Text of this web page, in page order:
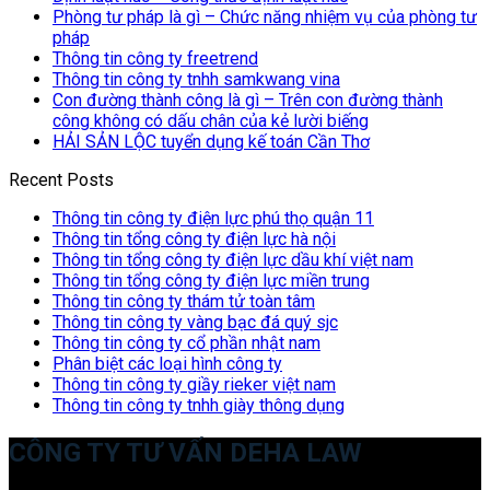
Phòng tư pháp là gì – Chức năng nhiệm vụ của phòng tư
pháp
Thông tin công ty freetrend
Thông tin công ty tnhh samkwang vina
Con đường thành công là gì – Trên con đường thành
công không có dấu chân của kẻ lười biếng
HẢI SẢN LỘC tuyển dụng kế toán Cần Thơ
Recent Posts
Thông tin công ty điện lực phú thọ quận 11
Thông tin tổng công ty điện lực hà nội
Thông tin tổng công ty điện lực dầu khí việt nam
Thông tin tổng công ty điện lực miền trung
Thông tin công ty thám tử toàn tâm
Thông tin công ty vàng bạc đá quý sjc
Thông tin công ty cổ phần nhật nam
Phân biệt các loại hình công ty
Thông tin công ty giầy rieker việt nam
Thông tin công ty tnhh giày thông dụng
CÔNG TY TƯ VẤN DEHA LAW